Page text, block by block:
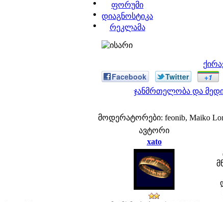
ფორუმი
დიაგნოსტიკა
რეკლამა
Facebook Twitter +1
ჯანმრთელობა და
მოდერატორები: feonib, Maiko
ავტორი
xato